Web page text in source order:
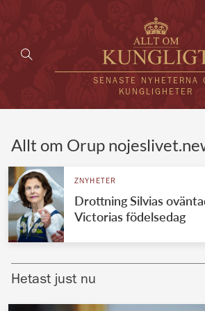
SENASTE NYHETERNA
KUNGLIGHETER
UTLÄNDSKT
VÄRLDENS
Allt om Orup
ZNYHETER
Drottning Silvias
Victorias födelsedag
Hetast just nu